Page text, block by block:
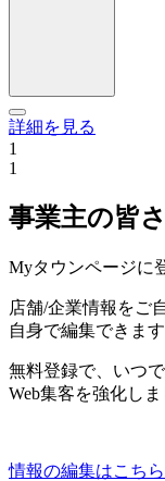
詳細を見る
1
1
事業主の皆
Myタウンページに
店舗/企業情報をご
自身で編集できま
無料登録で、いつ
Web集客を強化しま
情報の編集はこちら